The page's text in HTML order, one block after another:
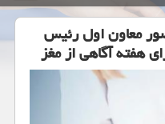
معاون اول رئیس
هفته آگاهی از مغز